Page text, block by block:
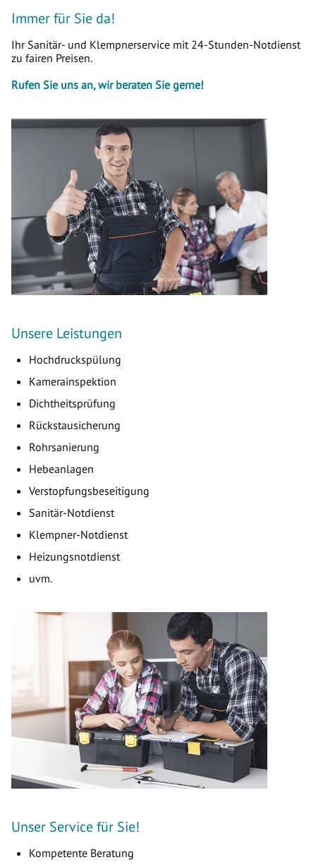
Immer für Sie da!
Ihr Sanitär- und Klempnerservice mit 24-Stunden-Notdienst
zu fairen Preisen.
Rufen Sie uns an, wir beraten Sie gerne!
Unsere Leistungen
Hochdruckspülung
Kamerainspektion
Dichtheitsprüfung
Rückstausicherung
Rohrsanierung
Hebeanlagen
Verstopfungsbeseitigung
Sanitär-Notdienst
Klempner-Notdienst
Heizungsnotdienst
uvm.
Unser Service für Sie!
Kompetente Beratung